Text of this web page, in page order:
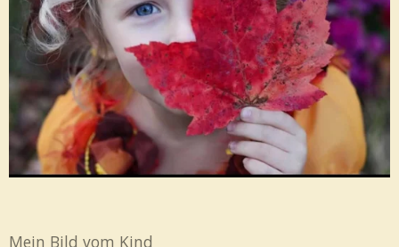
Mein Bild vom Kind